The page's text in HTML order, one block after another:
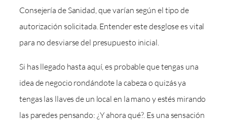
Consejería de Sanidad, que varían según el tipo de
autorización solicitada. Entender este desglose es vital
para no desviarse del presupuesto inicial.
Si has llegado hasta aquí, es probable que tengas una
idea de negocio rondándote la cabeza o quizás ya
tengas las llaves de un local en la mano y estés mirando
las paredes pensando: ¿Y ahora qué?. Es una sensación